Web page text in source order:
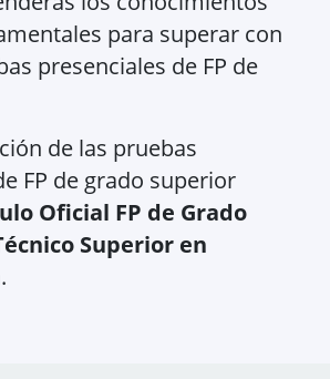
para superar con
presenciales de FP de
de las pruebas
FP de grado superior
Oficial FP de Grado
Superior en
.